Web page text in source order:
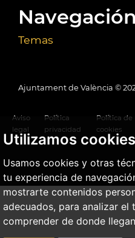
Utilizamos cookies
Usamos cookies y otras
tu experiencia de
mostrarte contenidos
adecuados, para analizar
comprender de donde
Temas
Ajuntament de València ©
Aviso
legal
Política
privacidad
Política de
cookies